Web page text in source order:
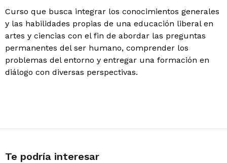
Curso que busca integrar los conocimientos generales
y las habilidades propias de una educación liberal en
artes y ciencias con el fin de abordar las preguntas
permanentes del ser humano, comprender los
problemas del entorno y entregar una formación en
diálogo con diversas perspectivas.
Te podría interesar